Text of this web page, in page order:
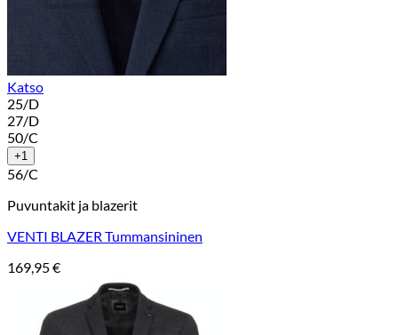
Ostoskori on tyhjä.
Takaisin kauppaan
Katso
25/D
27/D
50/C
+1
56/C
Puvuntakit ja blazerit
VENTI BLAZER Tummansininen
169,95€